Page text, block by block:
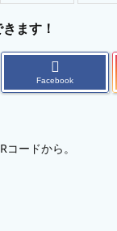
ます！
Facebook
ードから。